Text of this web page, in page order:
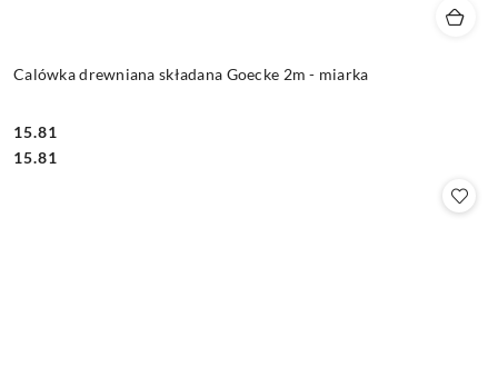
Calówka drewniana składana Goecke 2m - miarka
Cena:
15.81
Cena:
15.81